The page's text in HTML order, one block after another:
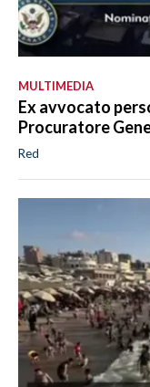
MULTIMEDIA
Ex avvocato
Procuratore
Red